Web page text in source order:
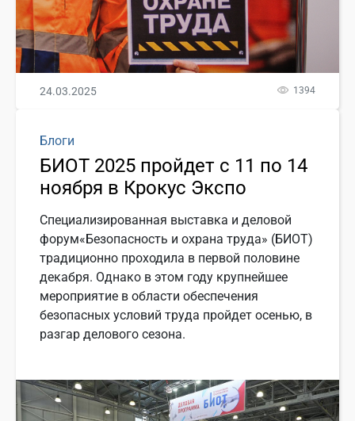
24.03.2025 1394
Блоги
БИОТ 2025 пройдет с 11 по 14
ноября в Крокус Экспо
Специализированная выставка и деловой
форум«Безопасность и охрана труда» (БИОТ)
традиционно проходила в первой половине
декабря. Однако в этом году крупнейшее
мероприятие в области обеспечения
безопасных условий труда пройдет осенью, в
разгар делового сезона.